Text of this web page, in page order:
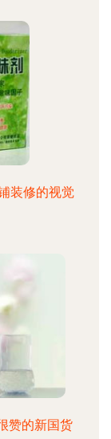
装修的视觉
赞的新国货